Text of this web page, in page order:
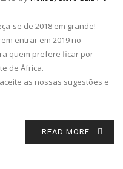
se de 2018 em grande!
entrar em 2019 no
quem prefere ficar por
de África.
as nossas sugestões e
READ MORE